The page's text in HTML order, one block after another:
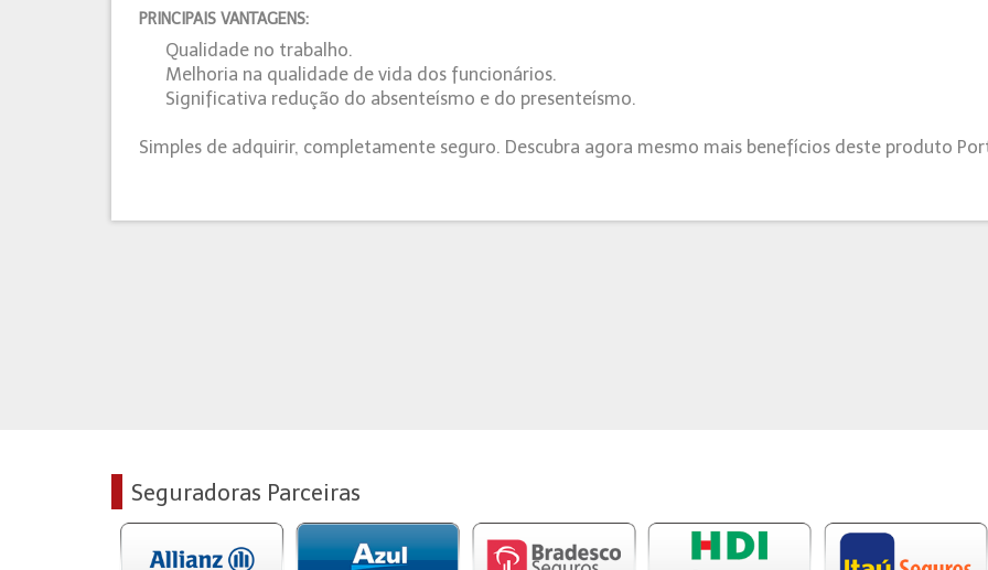
PRINCIPAIS VANTAGENS:
Qualidade no trabalho.
Melhoria na qualidade de vida dos funcionários.
Significativa redução do absenteísmo e do presenteísmo.
Simples de adquirir, completamente seguro. Descubra agora mesmo mais benefícios deste produto
Seguradoras Parceiras